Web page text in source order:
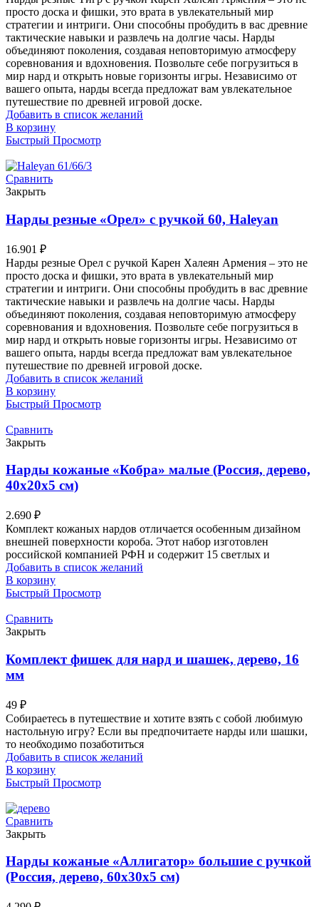
просто доска и фишки, это врата в увлекательный мир
стратегии и интриги. Они способны пробудить в вас древние
тактические навыки и развлечь на долгие часы. Нарды
объединяют поколения, создавая неповторимую атмосферу
соревнования и вдохновения. Позвольте себе погрузиться в
мир нард и открыть новые горизонты игры. Независимо от
вашего опыта, нарды всегда предложат вам увлекательное
путешествие по древней игровой доске.
Добавить в список желаний
В корзину
Быстрый Просмотр
Сравнить
Закрыть
Нарды резные «Орел» с ручкой 60, Haleyan
16.901 ₽
Нарды резные Орел с ручкой Карен Халеян Армения – это не
просто доска и фишки, это врата в увлекательный мир
стратегии и интриги. Они способны пробудить в вас древние
тактические навыки и развлечь на долгие часы. Нарды
объединяют поколения, создавая неповторимую атмосферу
соревнования и вдохновения. Позвольте себе погрузиться в
мир нард и открыть новые горизонты игры. Независимо от
вашего опыта, нарды всегда предложат вам увлекательное
путешествие по древней игровой доске.
Добавить в список желаний
В корзину
Быстрый Просмотр
Сравнить
Закрыть
Нарды кожаные «Кобра» малые (Россия, дерево,
40х20х5 см)
2.690 ₽
Комплект кожаных нардов отличается особенным дизайном
внешней поверхности короба. Этот набор изготовлен
российской компанией РФН и содержит 15 светлых и
Добавить в список желаний
В корзину
Быстрый Просмотр
Сравнить
Закрыть
Комплект фишек для нард и шашек, дерево, 16
мм
49 ₽
Собираетесь в путешествие и хотите взять с собой любимую
настольную игру? Если вы предпочитаете нарды или шашки,
то необходимо позаботиться
Добавить в список желаний
В корзину
Быстрый Просмотр
Сравнить
Закрыть
Нарды кожаные «Аллигатор» большие с ручкой
(Россия, дерево, 60х30х5 см)